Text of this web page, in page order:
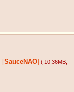
[SauceNAO] ( 10.36MB